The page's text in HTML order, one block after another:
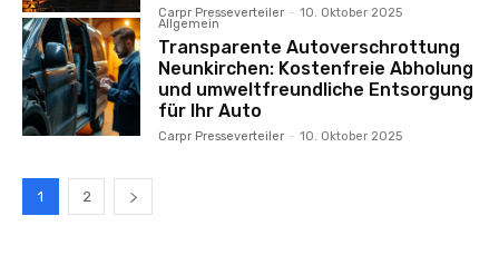
Carpr Presseverteiler - 10. Oktober 2025
Allgemein
Transparente Autoverschrottung
Neunkirchen: Kostenfreie Abholung
und umweltfreundliche Entsorgung
für Ihr Auto
Carpr Presseverteiler - 10. Oktober 2025
1 2